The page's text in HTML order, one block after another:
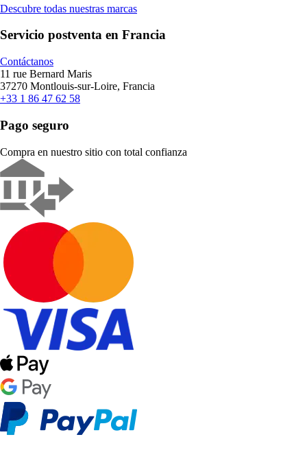
Descubre todas nuestras marcas
Servicio postventa en Francia
Contáctanos
11 rue Bernard Maris
37270 Montlouis-sur-Loire, Francia
+33 1 86 47 62 58
Pago seguro
Compra en nuestro sitio con total confianza